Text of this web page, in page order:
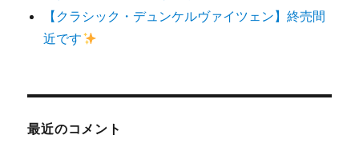
【クラシック・デュンケルヴァイツェン】終売間
近です
最近のコメント